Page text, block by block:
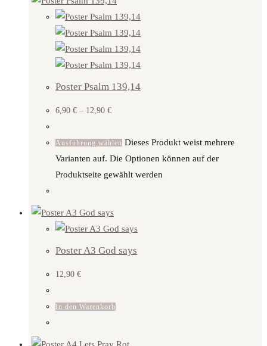
Poster Psalm 139,14
6,90 € – 12,90 €
Ausführung wählen Dieses Produkt weist mehrere
Varianten auf. Die Optionen können auf der
Produktseite gewählt werden
Poster A3 God says
12,90 €
In den Warenkorb